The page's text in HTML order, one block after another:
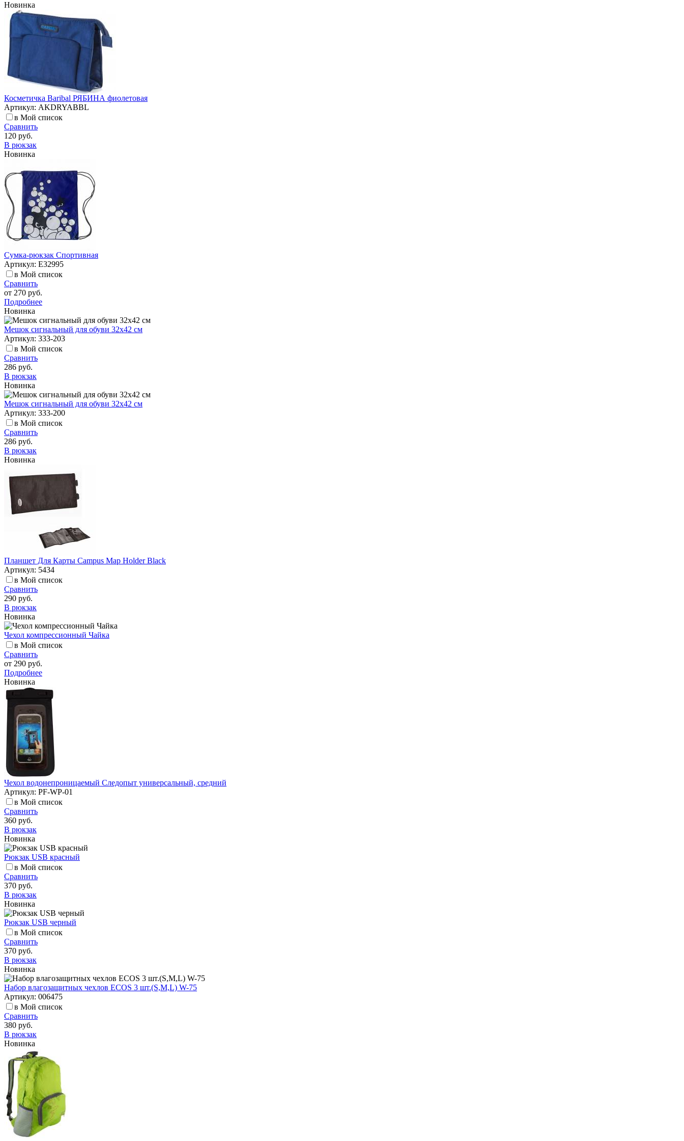
Новинка
Косметичка Baribal РЯБИНА фиолетовая
Артикул: AKDRYABBL
в Мой список
Сравнить
120 руб.
В рюкзак
Новинка
Сумка-рюкзак Спортивная
Артикул: E32995
в Мой список
Сравнить
от 270 руб.
Подробнее
Новинка
Мешок сигнальный для обуви 32х42 см
Артикул: 333-203
в Мой список
Сравнить
286 руб.
В рюкзак
Новинка
Мешок сигнальный для обуви 32х42 см
Артикул: 333-200
в Мой список
Сравнить
286 руб.
В рюкзак
Новинка
Планшет Для Карты Campus Map Holder Black
Артикул: 5434
в Мой список
Сравнить
290 руб.
В рюкзак
Новинка
Чехол компрессионный Чайка
в Мой список
Сравнить
от 290 руб.
Подробнее
Новинка
Чехол водонепроницаемый Следопыт универсальный, средний
Артикул: PF-WP-01
в Мой список
Сравнить
360 руб.
В рюкзак
Новинка
Рюкзак USB красный
в Мой список
Сравнить
370 руб.
В рюкзак
Новинка
Рюкзак USB черный
в Мой список
Сравнить
370 руб.
В рюкзак
Новинка
Набор влагозащитных чехлов ECOS 3 шт.(S,M,L) W-75
Артикул: 006475
в Мой список
Сравнить
380 руб.
В рюкзак
Новинка